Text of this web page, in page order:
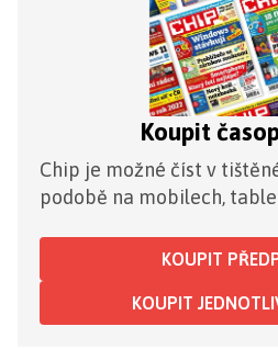
Koupit
Chip je možné číst v
podobě na mobilech,
KOUPIT
KOUPIT